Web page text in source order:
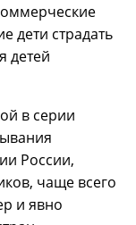
дети страдать
детей
в серии
России,
чаще всего
и явно